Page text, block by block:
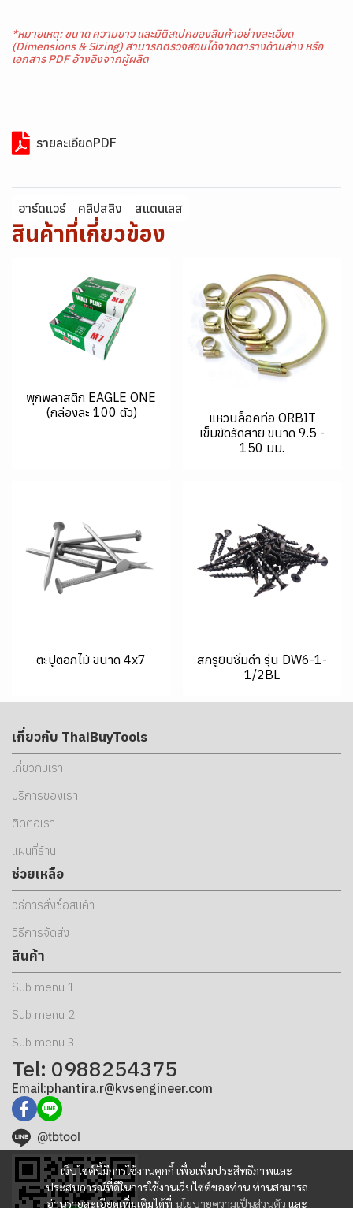
*หมายเหตุ: ขนาด ความยาว และมิติสเปคของสินค้าอย่างละเอียด
(Dimensions & Sizing) สามารถตรวจสอบได้จากตารางด้านล่าง หรือ
เอกสาร PDF อ้างอิงจากผู้ผลิต
รายละเอียดPDF
ฮาร์ดแวร์ คลิปสลิง สแตนเลส
สินค้าที่เกี่ยวข้อง
พุกพลาสติก EAGLE ONE
(กล่องละ 100 ตัว)
แหวนล็อคท่อ ORBIT
เข็มขัดรัดสาย ขนาด 9.5 -
150 มม.
ตะปูตอกไม้ ขนาด 4x7
สกรูยิบซั่มดำ รุ่น DW6-1-
1/2BL
เว็บไซต์นี้มีการใช้งานคุกกี้ เพื่อเพิ่มประสิทธิภาพและ
ประสบการณ์ที่ดีในการใช้งานเว็บไซต์ของท่าน ท่านสามารถ
อ่านรายละเอียดเพิ่มเติมได้ที่ นโยบายความเป็นส่วนตัว และ
เกี่ยวกับ ThaiBuyTools
เกี่ยวกับเรา
บริการของเรา
ติดต่อเรา
แผนที่ร้าน
ช่วยเหลือ
วิธีการสั่งซื้อสินค้า
วิธีการจัดส่ง
สินค้า
Sub menu 1
Sub menu 2
Sub menu 3
Tel: 0988254375
Email:phantira.r@kvsengineer.com
@tbtool